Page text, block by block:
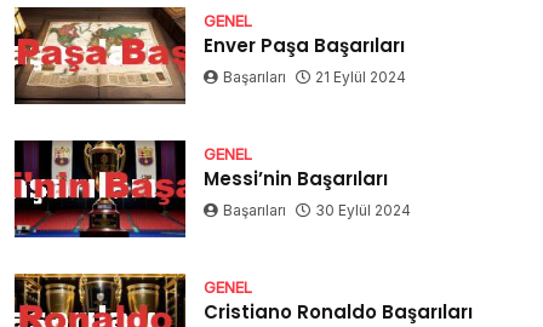
GENEL
Enver Paşa Başarıları
Başarıları 21 Eylül 2024
GENEL
Messi’nin Başarıları
Başarıları 30 Eylül 2024
GENEL
Cristiano Ronaldo Başarıları